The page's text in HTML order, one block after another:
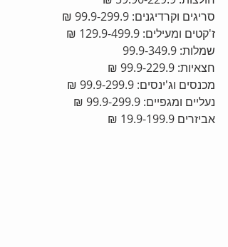
סריגים וקרדיגנים: 99.9-299.9 ₪
ז'קטים ומעילים: 129.9-499.9 ₪
שמלות: 99.9-349.9
חצאיות: 99.9-229.9 ₪
מכנסים וג'ינסים: 99.9-299.9 ₪
נעליים ומגפיים: 99.9-299.9 ₪
אביזרים 19.9-199.9 ₪